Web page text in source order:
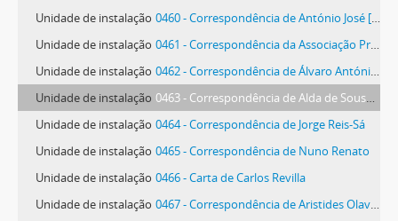
Unidade de instalação 0460 - Correspondência de António José [Rosa Guedes] Prates
Unidade de instalação 0461 - Correspondência da Associação Projecto - Núcleo de Desenvolvimento Cultural
Unidade de instalação 0462 - Correspondência de Álvaro António Santos Queirós
Unidade de instalação 0463 - Correspondência de Alda de Sousa Ramos
Unidade de instalação 0464 - Correspondência de Jorge Reis-Sá
Unidade de instalação 0465 - Correspondência de Nuno Renato
Unidade de instalação 0466 - Carta de Carlos Revilla
Unidade de instalação 0467 - Correspondência de Aristides Olavo Ribeiro